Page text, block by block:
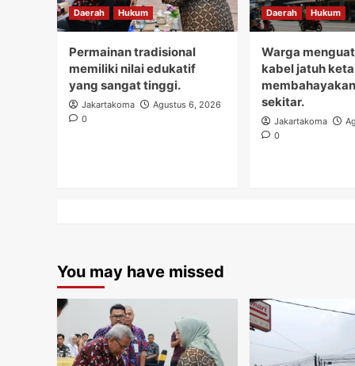
Daerah Hukum
Permainan tradisional
memiliki nilai edukatif
yang sangat tinggi.
Jakartakoma
Agustus 6, 2026
0
Daerah Hukum
Warga
kabel jatuh
sekitar.
Jakartakoma
0
You may have missed